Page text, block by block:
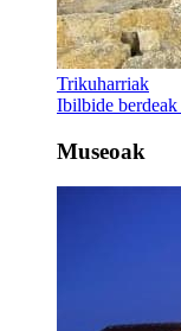
Trikuharriak
Ibilbide berdeak
Museoak